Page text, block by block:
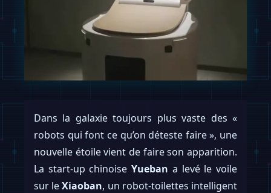
Dans la galaxie toujours plus vaste des «
robots qui font ce qu’on déteste faire », une
nouvelle étoile vient de faire son apparition.
La start-up chinoiseYueban a levé le voile
sur leXiaoban, un robot-toilettes intelligent